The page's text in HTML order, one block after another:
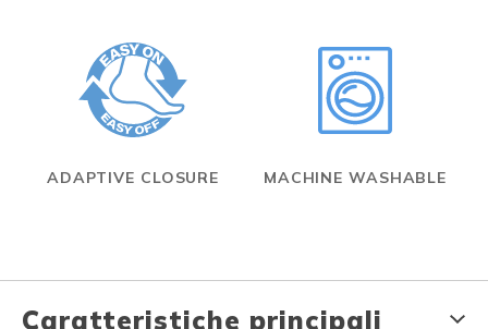
ADAPTIVE CLOSURE MACHINE WASHABLE
Caratteristiche principali